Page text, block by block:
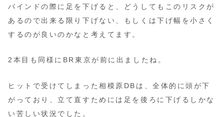
バインドの際に足を下げると、どうしてもこのリスクが
あるので出来る限り下げない、もしくは下げ幅を小さく
するのが良いのかなと考えてます。
2本目も同様にBR東京が前に出ましたね。
ヒットで受けてしまった相模原DBは、全体的に頭が下
がっており、立て直すためには足を後ろに下げるしかな
い苦しい状況でした。